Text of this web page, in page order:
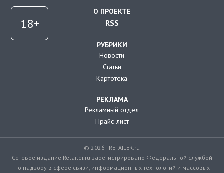
О ПРОЕКТЕ
RSS
РУБРИКИ
Новости
Статьи
Картотека
РЕКЛАМА
Рекламный отдел
Прайс-лист
© 2026 - RETAILER.ru
Сетевое издание Retailer.ru зарегистрировано Федеральной службой
по надзору в сфере связи, информационных технологий и массовых